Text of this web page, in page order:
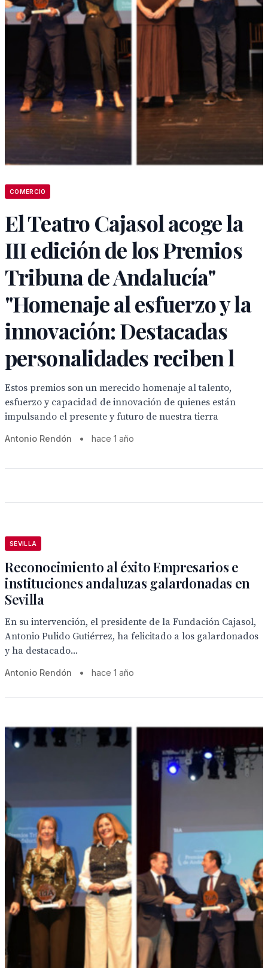
COMERCIO
El Teatro Cajasol acoge la
III edición de los Premios
Tribuna de Andalucía"
"Homenaje al esfuerzo y la
innovación: Destacadas
personalidades reciben l
Estos premios son un merecido homenaje al talento,
esfuerzo y capacidad de innovación de quienes están
impulsando el presente y futuro de nuestra tierra
Antonio Rendón • hace 1 año
SEVILLA
Reconocimiento al éxito Empresarios e
instituciones andaluzas galardonadas en
Sevilla
En su intervención, el presidente de la Fundación Cajasol,
Antonio Pulido Gutiérrez, ha felicitado a los galardonados
y ha destacado...
Antonio Rendón • hace 1 año